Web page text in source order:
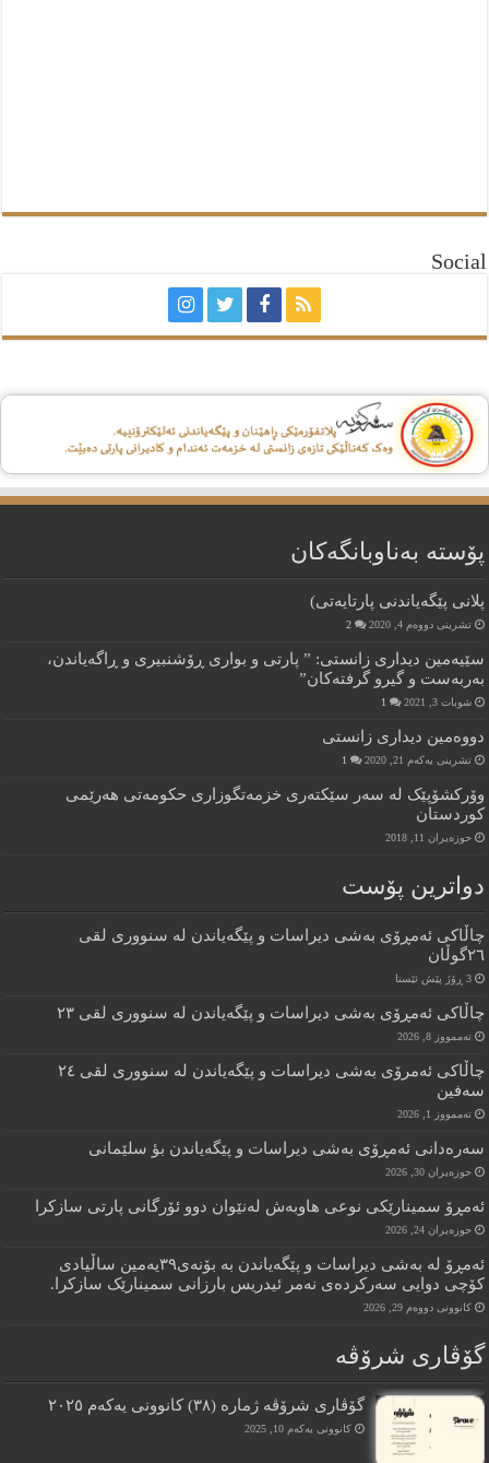
Social
پۆستە بەناوبانگەکان
پلانی پێگەیاندنی پارتایەتی)
تشرینی دووەم 4, 2020 2
سێیەمین دیداری زانستی: ” پارتی و بواری ڕۆشنبیری و ڕاگەیاندن،
بەربەست و گیرو گرفتەکان”
شوبات 3, 2021 1
دووەمین دیداری زانستی
تشرینی یەکەم 21, 2020 1
وۆرکشۆپێک له سەر سێکتەری خزمەتگوزاری حکومەتی هەرێمی
کوردستان
حوزه‌یران 11, 2018
دواترین پۆست
چاڵاکى ئەمڕۆى بەشى دیراسات و پێگەیاندن لە سنوورى لقى
٢٦گوڵان
3 ڕۆژ پێش ئێستا
چاڵاکى ئەمڕۆى بەشى دیراسات و پێگەیاندن لە سنوورى لقى ٢٣
تەممووز 8, 2026
چاڵاکى ئەمرۆى بەشى دیراسات و پێگەیاندن لە سنوورى لقى ٢٤
سەفین
تەممووز 1, 2026
سەرەدانى ئەمڕۆى بەشى دیراسات و پێگەیاندن بؤ سلێمانى
حوزه‌یران 30, 2026
ئەمڕۆ سمینارێکى نوعى هاوبەش لەنێوان دوو ئۆرگانى پارتى سازکرا
حوزه‌یران 24, 2026
ئەمڕۆ لە بەشى دیراسات و پێگەیاندن بە بۆنەى٣٩یەمین ساڵیادى
کۆچى دوایی سەرکردەى نەمر ئیدریس بارزانى سمینارێک سازکرا.
کانوونی دووەم 29, 2026
گۆڤاری شرۆڤه
گۆڤارى شرۆڤە ژمارە (٣٨) کانوونى یەکەم ٢٠٢٥
کانوونی یەکەم 10, 2025